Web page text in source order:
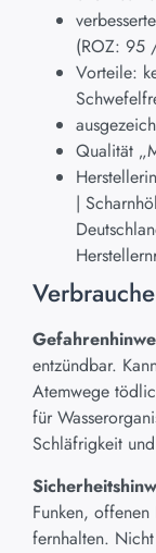
(ROZ: 95
Vorteile:
Qualität
|
entzündbar.
Atemwege
für
Schläfrigkeit
Funken,
fernhalten.